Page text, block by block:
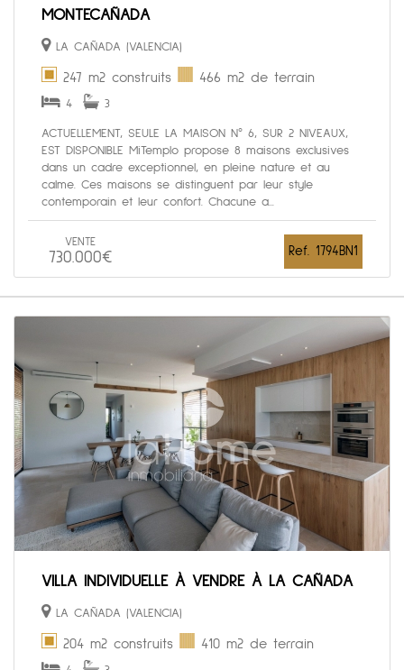
MONTECAÑADA
LA CAÑADA (VALENCIA)
247 m2 construits 466 m2 de terrain
4 3
ACTUELLEMENT, SEULE LA MAISON N° 6, SUR 2 NIVEAUX,
EST DISPONIBLE MiTemplo propose 8 maisons exclusives
dans un cadre exceptionnel, en pleine nature et au
calme. Ces maisons se distinguent par leur style
contemporain et leur confort. Chacune a...
VENTE
730.000€ Ref. 1794BN1
VILLA INDIVIDUELLE À VENDRE À LA CAÑADA
LA CAÑADA (VALENCIA)
204 m2 construits 410 m2 de terrain